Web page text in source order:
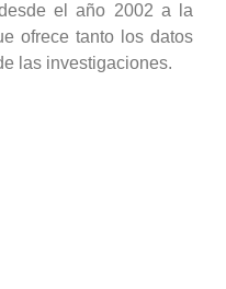
el año 2002 a la
ofrece tanto los datos
las investigaciones.